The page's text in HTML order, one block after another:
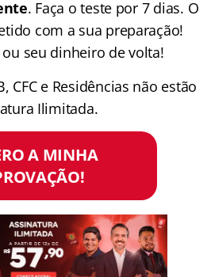
. Faça o teste por 7 dias. O
com a sua preparação!
seu dinheiro de volta!
CFC e Residências não estão
Ilimitada.
A MINHA